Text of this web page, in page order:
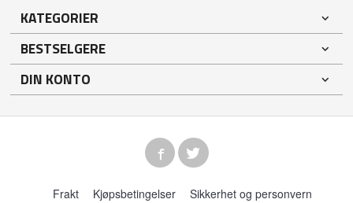
KATEGORIER
BESTSELGERE
DIN KONTO
Frakt Kjøpsbetingelser
Sikkerhet og personvern